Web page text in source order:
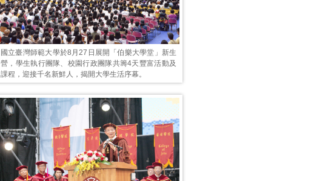
國立臺灣師範大學於8月27日展開「伯樂大學堂」新生
營，學生執行團隊、校園行政團隊共籌4天豐富活動及
課程，迎接千名新鮮人，揭開大學生活序幕。